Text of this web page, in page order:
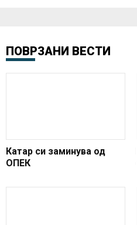
ПОВРЗАНИ ВЕСТИ
Катар си заминува од
ОПЕК